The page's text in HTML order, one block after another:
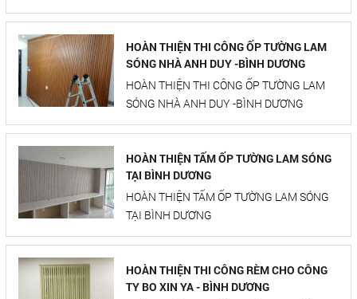
HOÀN THIỆN THI CÔNG ỐP TƯỜNG LAM
SÓNG NHÀ ANH DUY -BÌNH DƯƠNG
HOÀN THIỆN THI CÔNG ỐP TƯỜNG LAM
SÓNG NHÀ ANH DUY -BÌNH DƯƠNG
HOÀN THIỆN TẤM ỐP TƯỜNG LAM SÓNG
TẠI BÌNH DƯƠNG
HOÀN THIỆN TẤM ỐP TƯỜNG LAM SÓNG
TẠI BÌNH DƯƠNG
HOÀN THIỆN THI CÔNG RÈM CHO CÔNG
TY BO XIN YA - BÌNH DƯƠNG